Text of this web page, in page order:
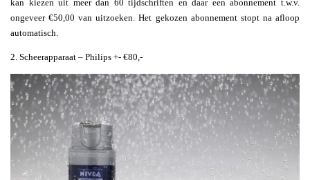
kan kiezen uit meer dan 60 tijdschriften en daar een abonnement t.w.v.
ongeveer €50,00 van uitzoeken. Het gekozen abonnement stopt na afloop
automatisch.
2. Scheerapparaat – Philips +- €80,-